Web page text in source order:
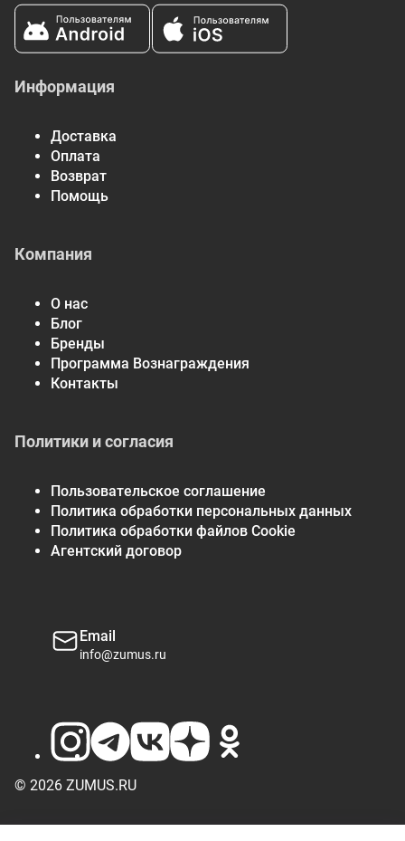
Информация
Доставка
Оплата
Возврат
Помощь
Компания
О нас
Блог
Бренды
Программа Вознаграждения
Контакты
Политики и согласия
Пользовательское соглашение
Политика обработки персональных данных
Политика обработки файлов Cookie
Агентский договор
Email
info@zumus.ru
© 2026 ZUMUS.RU